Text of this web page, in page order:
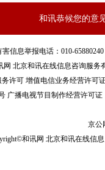
和讯恭候您的意
信息举报电话：010-
网 北京和讯在线信息咨询服
务许可 增值电信业务经营许可
广播电视节目制作经营许可证
京公
和讯网 北京和讯在线信